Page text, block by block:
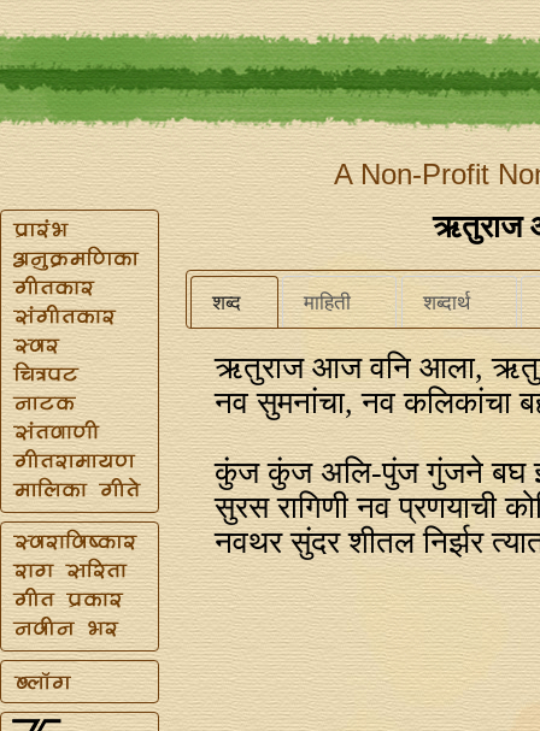
A Non-Profit
ऋतुराज
शब्द माहिती शब्दार्थ
ऋतुराज आज वनि आला,
नव सुमनांचा, नव कलिकांचा
कुंज कुंज अलि-पुंज गुंजने बघ
सुरस रागिणी नव प्रणयाची
नवथर सुंदर शीतल निर्झर